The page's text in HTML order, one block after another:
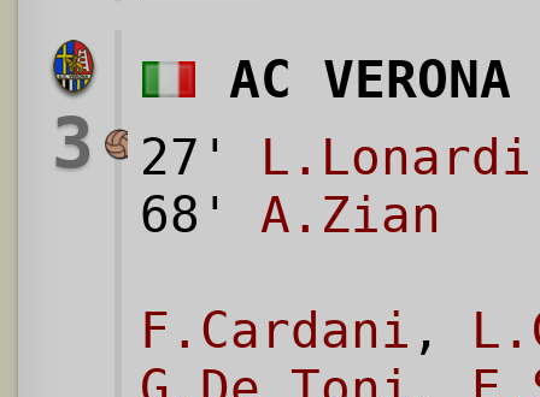
3
AC VERONA
27' L.Lonardi
68' A.Zian
F.Cardani ,